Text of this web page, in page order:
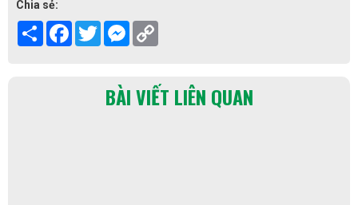
Chia sẻ:
Share Facebook
TwitterMessenger
BÀI VIẾT LIÊN QUAN